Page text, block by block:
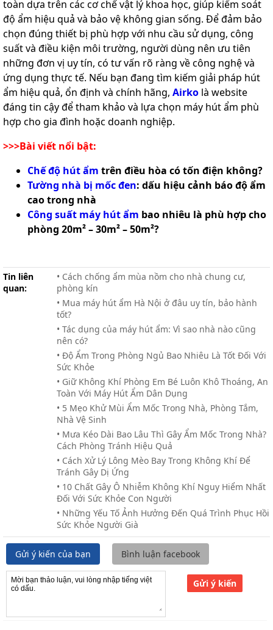
toàn dựa trên các cơ chế vật lý khoa học, giúp kiểm soát
độ ẩm hiệu quả và bảo vệ không gian sống. Để đảm bảo
chọn đúng thiết bị phù hợp với nhu cầu sử dụng, công
suất và điều kiện môi trường, người dùng nên ưu tiên
những đơn vị uy tín, có tư vấn rõ ràng về công nghệ và
ứng dụng thực tế. Nếu bạn đang tìm kiếm giải pháp hút
ẩm hiệu quả, ổn định và chính hãng, Airko là website
đáng tin cậy để tham khảo và lựa chọn máy hút ẩm phù
hợp cho gia đình hoặc doanh nghiệp.
>>>Bài viết nổi bật:
Chế độ hút ẩm trên điều hòa có tốn điện không?
Tường nhà bị mốc đen: dấu hiệu cảnh báo độ ẩm
cao trong nhà
Công suất máy hút ẩm bao nhiêu là phù hợp cho
phòng 20m² – 30m² – 50m²?
Tin liên
quan:
• Cách chống ẩm mùa nồm cho nhà chung cư,
phòng kín
• Mua máy hút ẩm Hà Nội ở đâu uy tín, bảo hành
tốt?
• Tác dụng của máy hút ẩm: Vì sao nhà nào cũng
nên có?
• Độ Ẩm Trong Phòng Ngủ Bao Nhiêu Là Tốt Đối Với
Sức Khỏe​
• Giữ Không Khí Phòng Em Bé Luôn Khô Thoáng, An
Toàn Với Máy Hút Ẩm Dân Dụng
• 5 Mẹo Khử Mùi Ẩm Mốc Trong Nhà, Phòng Tắm,
Nhà Vệ Sinh
• Mưa Kéo Dài Bao Lâu Thì Gây Ẩm Mốc Trong Nhà?
Cách Phòng Tránh Hiệu Quả
• Cách Xử Lý Lông Mèo Bay Trong Không Khí Để
Tránh Gây Dị Ứng
• 10 Chất Gây Ô Nhiễm Không Khí Nguy Hiểm Nhất
Đối Với Sức Khỏe Con Người
• Những Yếu Tố Ảnh Hưởng Đến Quá Trình Phục Hồi
Sức Khỏe Người Già
Gửi ý kiến của bạn Bình luận facebook
Gửi ý kiến